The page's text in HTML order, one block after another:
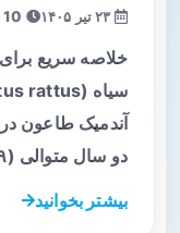
آندمیک طاعون در
دو سال متوالی (۲۰۱۹ و ۲۰۲۰) و هم از…
بیشتر بخوانید